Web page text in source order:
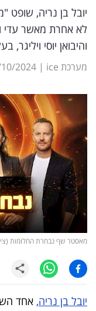
וטק
שיווק
ופרסום
מדדים
ומחקרים
דעות
רכילות
עסקית
קריפטו
ויראלי
טלוויזיה
יובל בן נריה,
לא אחרת מאשר עדי
והיבואן יוסי
מערכת ice |
2024
מאסטר שף נבחרת החלומות
יובל בן נריה, אחד